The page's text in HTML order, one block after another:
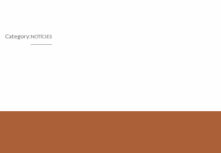
Category:NOTÍCIES